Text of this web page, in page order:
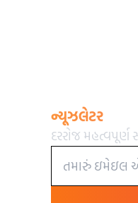
ન્યૂઝલેટર
દરરોજ મહત્વપૂર્ણ